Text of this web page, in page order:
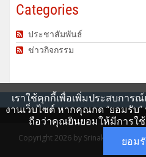
Categories
ประชาสัมพันธ์
ข่าวกิจกรรม
Copyright 2026 by Srinakharinwirot
เราใช้คุกกี้เพื่อเพิ่มประสบการ
งานเว็บไซต์ หากคุณกด “ยอมรับ
ถือว่าคุณยินยอมให้มีการใ
ยอม